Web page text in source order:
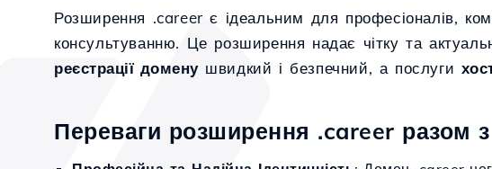
Розширення .career є ідеальним для професіоналів,
консультуванню. Це розширення надає чітку та
реєстрації доменушвидкий і безпечний, а послуги
Переваги розширення .career разом